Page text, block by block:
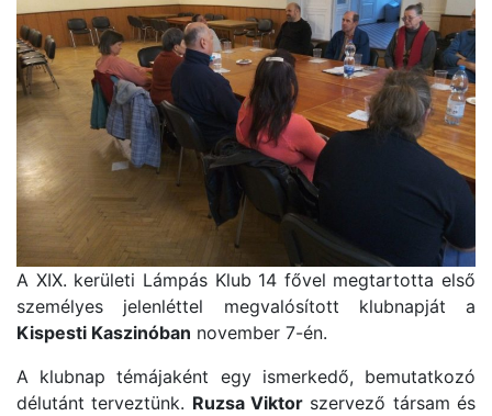
A XIX. kerületi Lámpás Klub 14 fővel megtartotta első
személyes jelenléttel megvalósított klubnapját a
Kispesti Kaszinóban november 7-én.
A klubnap témájaként egy ismerkedő, bemutatkozó
délutánt terveztünk. Ruzsa Viktor szervező társam és